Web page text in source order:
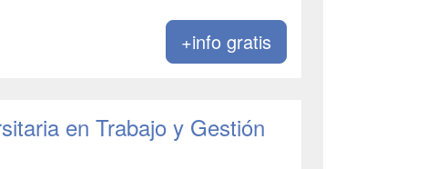
+info gratis
en Trabajo y Gestión